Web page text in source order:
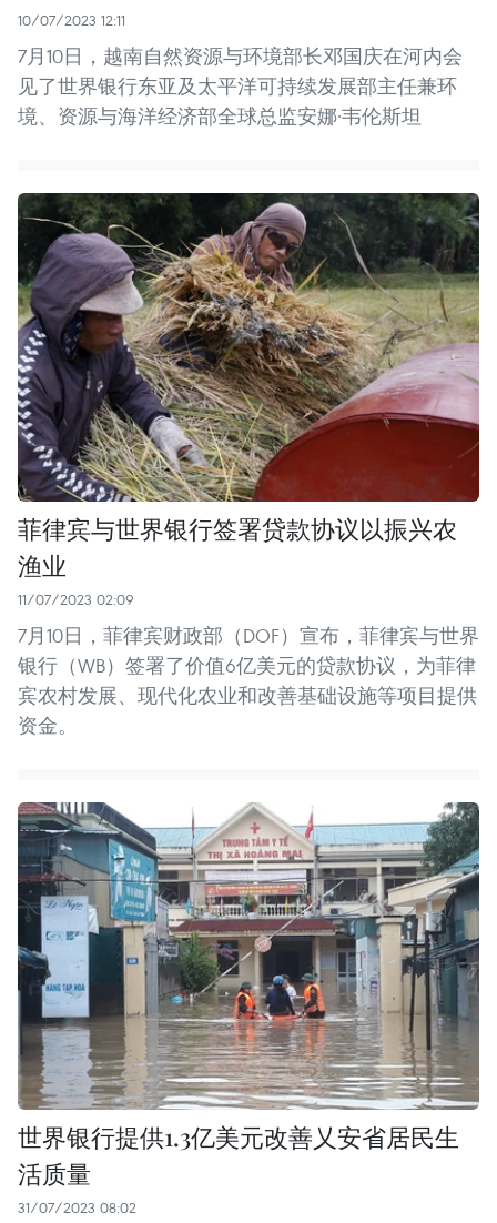
10/07/2023 12:11
7月10日，越南自然资源与环境部长邓国庆在河内会
见了世界银行东亚及太平洋可持续发展部主任兼环
境、资源与海洋经济部全球总监安娜·韦伦斯坦
菲律宾与世界银行签署贷款协议以振兴农
渔业
11/07/2023 02:09
7月10日，菲律宾财政部（DOF）宣布，菲律宾与世界
银行（WB）签署了价值6亿美元的贷款协议，为菲律
宾农村发展、现代化农业和改善基础设施等项目提供
资金。
世界银行提供1.3亿美元改善乂安省居民生
活质量
31/07/2023 08:02